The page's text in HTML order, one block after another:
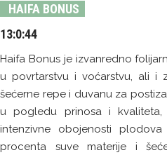
HAIFA BONUS
13:0:44
Haifa Bonus je izvanredno
u povrtarstvu i voćarstvu, ali i
šećerne repe i duvanu za
u pogledu prinosa i kvaliteta,
intenzivne obojenosti
procenta suve materije i